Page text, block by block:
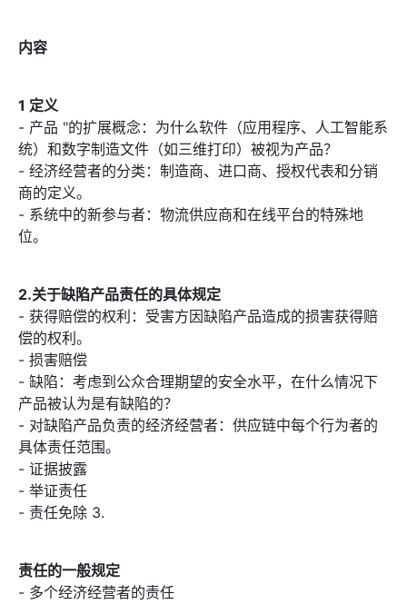
内容
1 定义
- 产品 "的扩展概念：为什么软件（应用程序、人工智能系
统）和数字制造文件（如三维打印）被视为产品？
- 经济经营者的分类：制造商、进口商、授权代表和分销
商的定义。
- 系统中的新参与者：物流供应商和在线平台的特殊地
位。
2.关于缺陷产品责任的具体规定
- 获得赔偿的权利：受害方因缺陷产品造成的损害获得赔
偿的权利。
- 损害赔偿
- 缺陷：考虑到公众合理期望的安全水平，在什么情况下
产品被认为是有缺陷的？
- 对缺陷产品负责的经济经营者：供应链中每个行为者的
具体责任范围。
- 证据披露
- 举证责任
- 责任免除 3.
责任的一般规定
- 多个经济经营者的责任